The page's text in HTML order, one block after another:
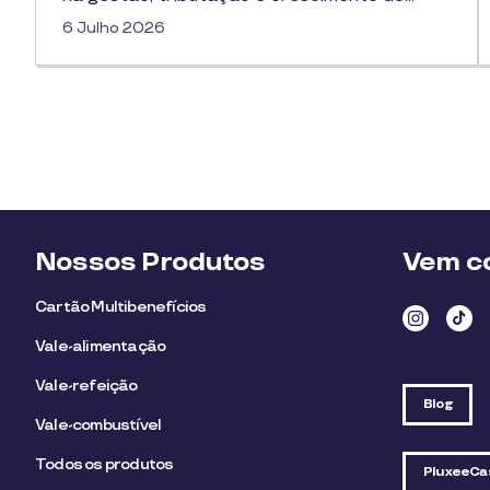
6 Julho 2026
Nossos Produtos
Cartão Multibenefícios
Vale-alimentação
Vale-refeição
Vale-combustível
Todos os produtos
Vem
Blog